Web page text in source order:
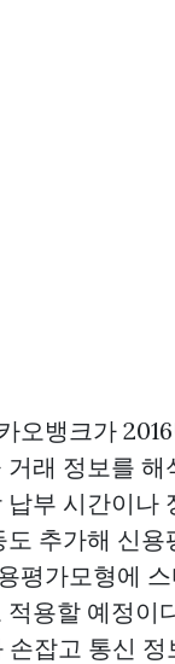
오뱅크가
래 정보를
부 시간이나
추가해 신용
평가모형에
용할 예정이
손잡고 통신